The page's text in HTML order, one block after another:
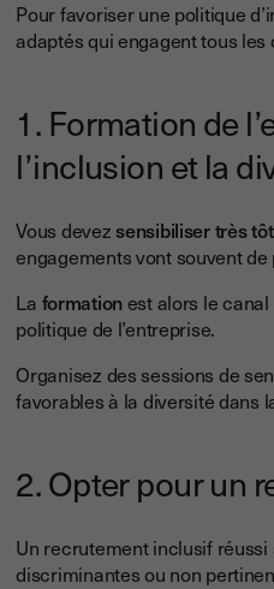
Pour favoriser une politique
adaptés qui engagent tous
1. Formation de
l’inclusion et la
Vous devezsensibiliser très tôt
engagements vont souvent de
La formationest alors le canal
politique de l’entreprise.
Organisez des sessions de
favorables à la diversité dans
2. Opter pour un
Un recrutement inclusif
discriminantes ou non